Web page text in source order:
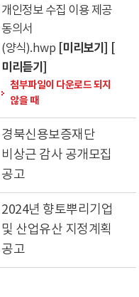
개인정보 수집 이용 제공
동의서
(양식).hwp [미리보기]
미리듣기]
첨부파일이 다운로드 되지
않을 때
경북신용보증재단
비상근 감사 공개모집
공고
2024년 향토뿌리기업
및 산업유산 지정계획
공고